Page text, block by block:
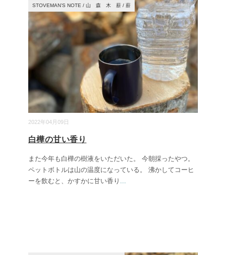
2022年04月09日
STOVEMAN’S NOTE / 山 森 木 薪 / 薪
白樺の甘い香り
また今年も白樺の樹液をいただいた。 今朝採ったやつ。
ペットボトルは山の温度になっている。 沸かしてコーヒ
ーを飲むと、かすかに甘い香り ...